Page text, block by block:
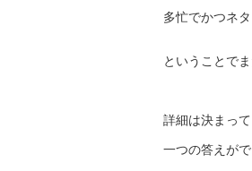
多忙でかつネ
ということで
詳細は決まっ
一つの答えが